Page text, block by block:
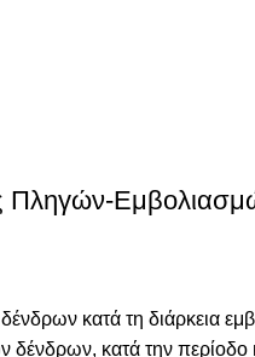
κατά τη διάρκεια
κατά την περίοδο